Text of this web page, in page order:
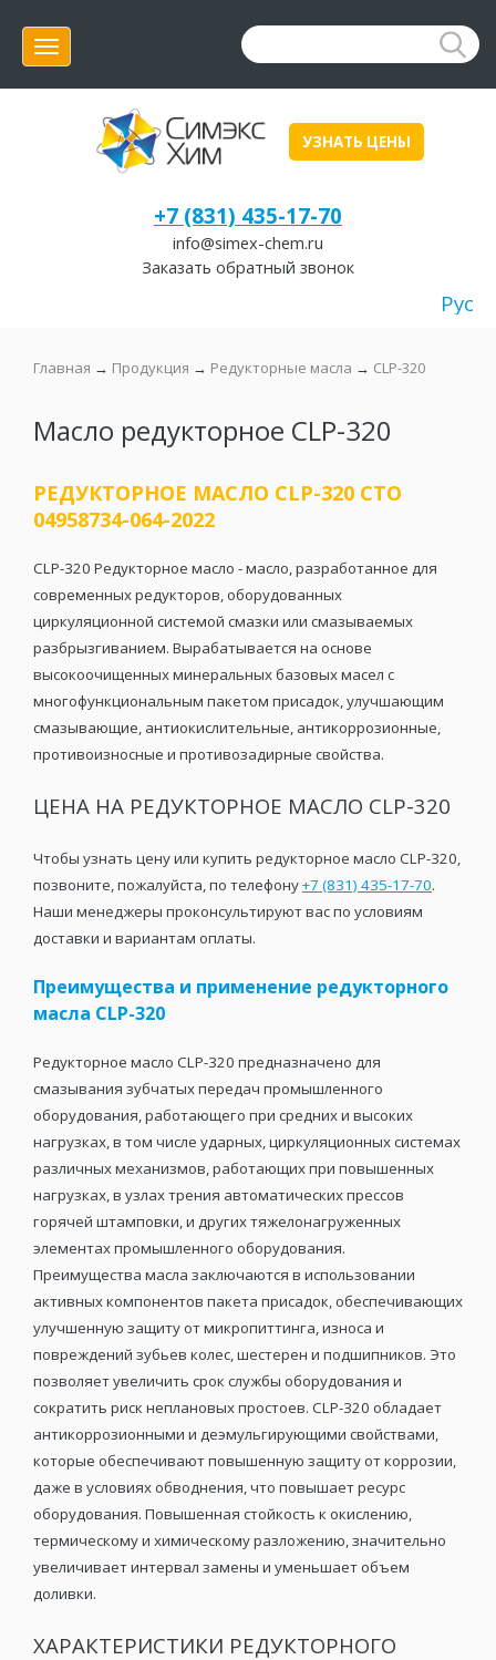
Меню
УЗНАТЬ ЦЕНЫ
+7 (831) 435-17-70
info@simex-chem.ru
Заказать обратный звонок
Рус
Главная → Продукция → Редукторные масла → CLP-320
Масло редукторное CLP-320
РЕДУКТОРНОЕ МАСЛО CLP-320 СТО
04958734-064-2022
CLP-320 Редукторное масло - масло, разработанное для
современных редукторов, оборудованных
циркуляционной системой смазки или смазываемых
разбрызгиванием. Вырабатывается на основе
высокоочищенных минеральных базовых масел с
многофункциональным пакетом присадок, улучшающим
смазывающие, антиокислительные, антикоррозионные,
противоизносные и противозадирные свойства.
ЦЕНА НА РЕДУКТОРНОЕ МАСЛО CLP-320
Чтобы узнать цену или купить редукторное масло CLP-320,
позвоните, пожалуйста, по телефону+7 (831) 435-17-70.
Наши менеджеры проконсультируют вас по условиям
доставки и вариантам оплаты.
Преимущества и применение редукторного
масла CLP-320
Редукторное масло CLP-320 предназначено для
смазывания зубчатых передач промышленного
оборудования, работающего при средних и высоких
нагрузках, в том числе ударных, циркуляционных системах
различных механизмов, работающих при повышенных
нагрузках, в узлах трения автоматических прессов
горячей штамповки, и других тяжелонагруженных
элементах промышленного оборудования.
Преимущества масла заключаются в использовании
активных компонентов пакета присадок, обеспечивающих
улучшенную защиту от микропиттинга, износа и
повреждений зубьев колес, шестерен и подшипников. Это
позволяет увеличить срок службы оборудования и
сократить риск неплановых простоев. CLP-320 обладает
антикоррозионными и деэмульгирующими свойствами,
которые обеспечивают повышенную защиту от коррозии,
даже в условиях обводнения, что повышает ресурс
оборудования. Повышенная стойкость к окислению,
термическому и химическому разложению, значительно
увеличивает интервал замены и уменьшает объем
доливки.
ХАРАКТЕРИСТИКИ РЕДУКТОРНОГО